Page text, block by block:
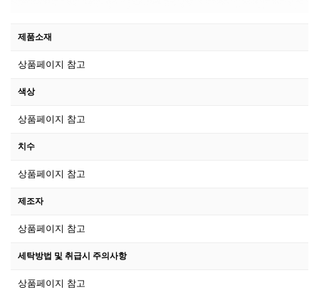
제품소재
상품페이지 참고
색상
상품페이지 참고
치수
상품페이지 참고
제조자
상품페이지 참고
세탁방법 및 취급시 주의사항
상품페이지 참고